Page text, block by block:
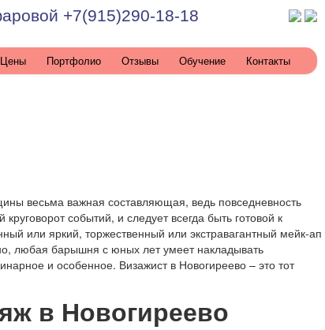
+7(915)290-18-18
Цены Портфолио Отзывы Обучение Контакты
весьма важная составляющая, ведь повседневность
событий, и следует всегда быть готовой к
или яркий, торжественный или экстравагантный мейк-ап
любая барышня с юных лет умеет накладывать
и особенное. Визажист в Новогиреево – это тот
в Новогиреево